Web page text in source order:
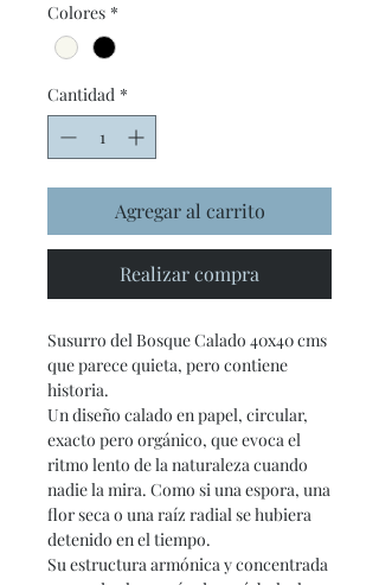
Colores *
Cantidad *
Agregar al carrito
Realizar compra
Susurro del BosqueCalado 40x40 cms
que parece quieta, pero contiene
historia.
Un diseño calado en papel, circular,
exacto pero orgánico, que evoca el
ritmo lento de la naturaleza cuando
nadie la mira. Como si una espora, una
flor seca o una raíz radial se hubiera
detenido en el tiempo.
Su estructura armónica y concentrada